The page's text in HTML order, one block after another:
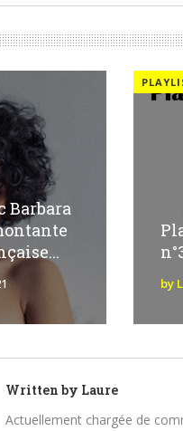
Barbara
by
Written by Laure
Actuellement chargée de